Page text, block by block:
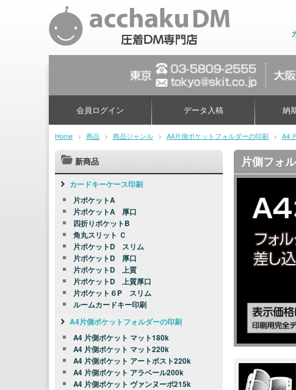
会員ログイン データ入稿 納
Home > 商品 > 商品ジャンル > A4片側ポケットフォルダーの印刷 > A4
片側フォ
新商品
カードキーケース印刷
片ポケットA
片ポケットA 厚口
四折りポケットB
角丸スリット Ｃ
片ポケットD スリム
片ポケットD 厚口
片ポケットD 上質
片ポケットD 上質厚口
片ポケット６P スリム
ルームカードキー印刷
A4片側ポケットフォルダーの印刷
A4 片側ポケット マット180k
A4 片側ポケット マット220k
A4 片側ポケット アートポスト220k
A4 片側ポケット アラベール200k
A4 片側ポケット ヴァンヌーボ215k